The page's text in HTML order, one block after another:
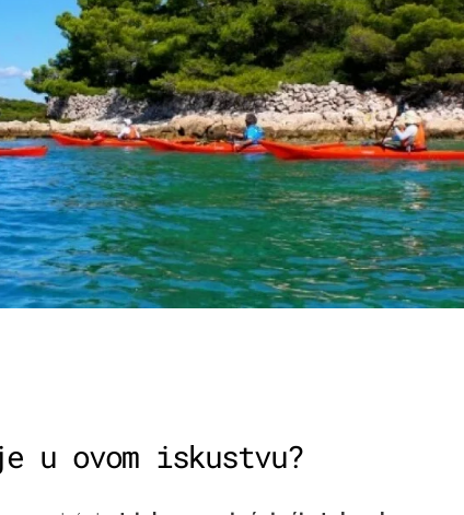
u ovom iskustvu?